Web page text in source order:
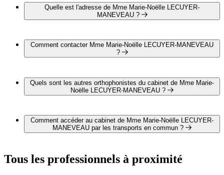
Quelle est l'adresse de Mme Marie-Noëlle LECUYER-
MANEVEAU ?
est Cité Jean Moulin 26200 MONTELIMAR
Comment contacter Mme Marie-Noëlle LECUYER-MANEVEAU
?
MANEVEAU par téléphone au 04 75 01 69 63.
Quels sont les autres orthophonistes du cabinet de Mme Marie-
Noëlle LECUYER-MANEVEAU ?
Mme Marie-Noëlle LECUYER-MANEVEAU :
Mme Anne BOISNARD
Comment accéder au cabinet de Mme Marie-Noëlle LECUYER-
MANEVEAU par les transports en commun ?
est situé à proximité des arrêts suivants :
Bus - Gare 2
Tous les professionnels à proximité